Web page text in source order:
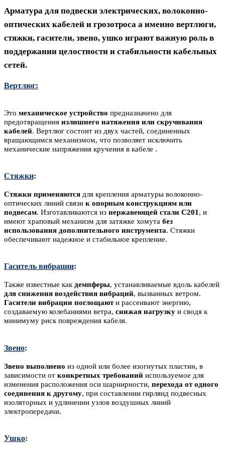
Арматура для подвески электрических, волоконно-
оптических кабелей и грозотроса а именно вертлюги,
стяжки, гасители, звено, ушко играют важную роль в
поддержании целостности и стабильности кабельных
сетей.
Вертлюг:
Это механическое устройство предназначено для
предотвращения излишнего натяжения или скручивания
кабелей. Вертлюг состоит из двух частей, соединенных
вращающимся механизмом, что позволяет исключить
механические напряжения кручения в кабеле .
Стяжки:
Стяжки применяются для крепления арматуры волоконно-
оптических линий связи к опорным конструкциям или
подвесам. Изготавливаются из нержавеющей стали C201 , и
имеют храповый механизм для затяжке хомута без
использования дополнительного инструмента. Стяжки
обеспечивают надежное и стабильное крепление.
Гаситель вибрации:
Также известные какдемпферы, устанавливаемые вдоль кабелей
для снижения воздействия вибраций, вызванных ветром.
Гасители вибрации поглощаюти рассеивают энергию,
создаваемую колебаниями ветра, снижая нагрузку и сводя к
минимуму риск повреждения кабеля.
Звено:
Звено выполнено из одной или более изогнутых пластин, в
зависимости от конкретных требований используемое для
изменения расположения оси шарнирности, перехода от одного
соединения к другому, при составлении гирлянд подвесных
изоляторных и удлинении узлов воздушных линий
электропередачи.
Ушко: